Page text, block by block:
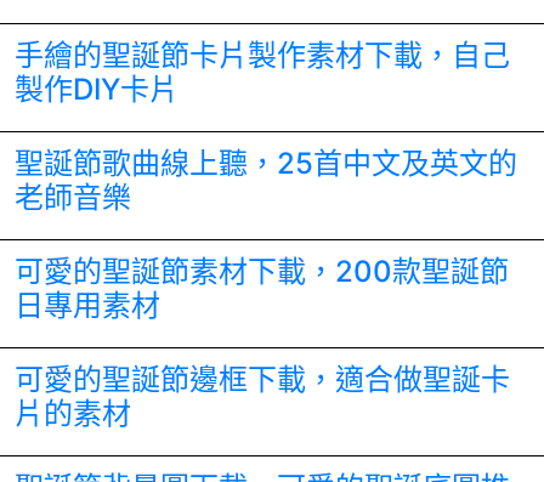
手繪的聖誕節卡片製作素材下載，自己
製作DIY卡片
聖誕節歌曲線上聽，25首中文及英文的
老師音樂
可愛的聖誕節素材下載，200款聖誕節
日專用素材
可愛的聖誕節邊框下載，適合做聖誕卡
片的素材